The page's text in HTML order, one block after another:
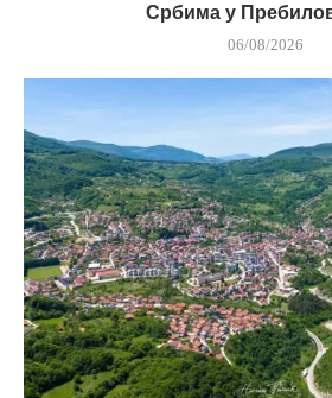
Србима у
06/08/2026